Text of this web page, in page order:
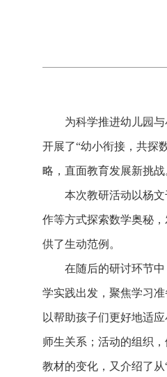
为科学推进幼儿园
开展了“幼小衔接，共探
略，直面教育发展新挑战
本次教研活动以杨
作等方式探索数学奥秘
供了生动范例。
在随后的研讨环节
学实践出发，聚焦学习
以帮助孩子们更好地适
师生关系；活动的组织
教材的变化，又介绍了